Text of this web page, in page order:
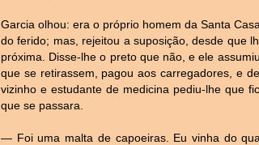
Garcia olhou: era o próprio homem da Santa
do ferido; mas, rejeitou a suposição, desde que
próxima. Disse-lhe o preto que não, e ele
que se retirassem, pagou aos carregadores, e
vizinho e estudante de medicina pediu-lhe que
que se passara.
— Foi uma malta de capoeiras. Eu vinha do